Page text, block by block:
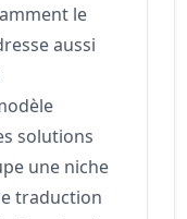
le
aussi
solutions
une niche
traduction